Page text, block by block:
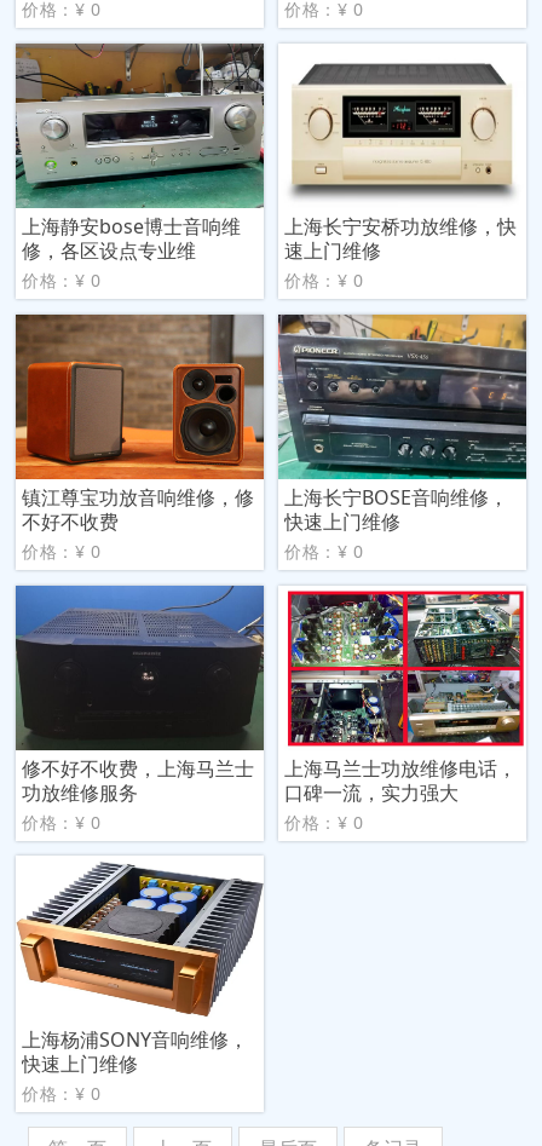
价格：¥ 0 价格：¥ 0
上海静安bose博士音响维
修，各区设点专业维
价格：¥ 0
上海长宁安桥功放维修，快
速上门维修
价格：¥ 0
镇江尊宝功放音响维修，修
不好不收费
价格：¥ 0
上海长宁BOSE音响维修，
快速上门维修
价格：¥ 0
修不好不收费，上海马兰士
功放维修服务
价格：¥ 0
上海马兰士功放维修电话，
口碑一流，实力强大
价格：¥ 0
上海杨浦SONY音响维修，
快速上门维修
价格：¥ 0